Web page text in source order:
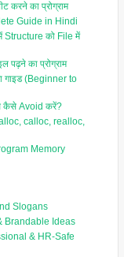
करने का प्रोग्राम
Guide in Hindi
Structure को File में
का प्रोग्राम
गाइड (Beginner to
कैसे Avoid करें?
calloc, realloc,
Memory
Slogans
Brandable Ideas
& HR-Safe